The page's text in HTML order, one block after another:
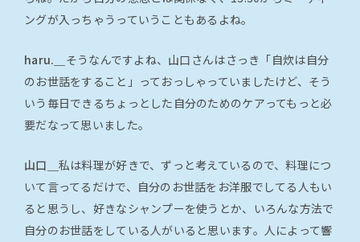
ングが入っちゃうっていうこともあるよね。
haru.＿ そうなんですよね、山口さんはさっき「自炊は自分
のお世話をすること」っておっしゃっていましたけど、そう
いう毎日できるちょっとした自分のためのケアってもっと必
要だなって思いました。
山口＿ 私は料理が好きで、ずっと考えているので、料理につ
いて言ってるだけで、自分のお世話をお洋服でしてる人もい
ると思うし、好きなシャンプーを使うとか、いろんな方法で
自分のお世話をしている人がいると思います。人によって響